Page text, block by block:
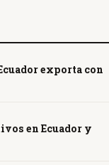
exporta con
en Ecuador y